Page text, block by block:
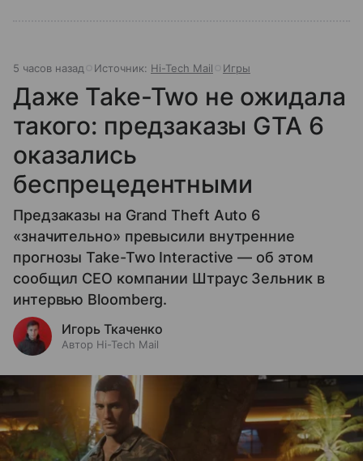
5 часов назад Источник: Hi-Tech Mail Игры
Даже Take-Two не ожидала
такого: предзаказы GTA 6
оказались
беспрецедентными
Предзаказы на Grand Theft Auto 6
«значительно» превысили внутренние
прогнозы Take-Two Interactive — об этом
сообщил CEO компании Штраус Зельник в
интервью Bloomberg.
Игорь Ткаченко
Автор Hi-Tech Mail